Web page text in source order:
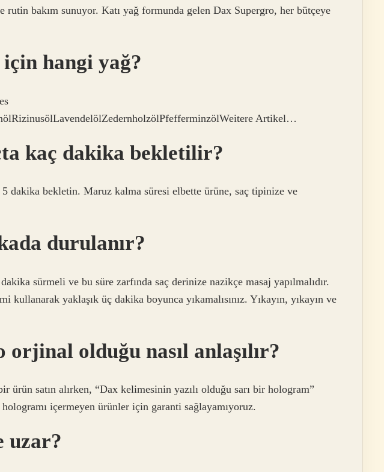
rutin bakım sunuyor. Katı yağ formunda gelen Dax Supergro, her bütçeye
hangi yağ?
Artikel…
kaç dakika bekletilir?
5 dakika bekletin. Maruz kalma süresi elbette ürüne, saç tipinize ve
durulanır?
dakika sürmeli ve bu süre zarfında saç derinize nazikçe masaj yapılmalıdır.
kullanarak yaklaşık üç dakika boyunca yıkamalısınız. Yıkayın, yıkayın ve
orjinal olduğu nasıl anlaşılır?
satın alırken, “Dax kelimesinin yazılı olduğu sarı bir hologram”
içermeyen ürünler için garanti sağlayamıyoruz.
uzar?